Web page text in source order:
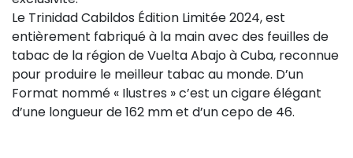
Le Trinidad Cabildos Édition Limitée 2024, est
entièrement fabriqué à la main avec des feuilles de
tabac de la région de Vuelta Abajo à Cuba, reconnue
pour produire le meilleur tabac au monde. D’un
Format nommé « Ilustres » c’est un cigare élégant
d’une longueur de 162 mm et d’un cepo de 46.